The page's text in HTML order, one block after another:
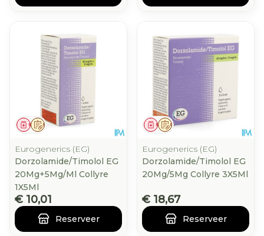
Op voorschrift
Geneesmiddel
Eurogenerics (EG)
Dorzolamide/Timolol EG
20Mg+5Mg/Ml Collyre
1X5Ml
€ 10,01
Reserveer
Op voorschrift
Geneesmiddel
Eurogenerics (EG)
Dorzolamide/Timolol EG
20Mg/5Mg Collyre 3X5Ml
€ 18,67
Reserveer